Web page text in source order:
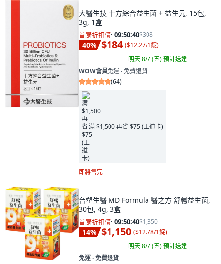
大醫生技 十方綜合益生菌 + 益生元, 15包,
3g, 1盒
首購折扣價· 09:50:38$308
40% $184 ($12.27/1錠)
明天 8/7 (五)預計送達
WOW會員免運 ∙ 免費退貨
(64)
满 $1,500 再省 $75 (王道卡)
即將售完
台塑生醫 MD Formula 醫之方 舒暢益生菌,
30包, 4g, 3盒
首購折扣價· 09:50:38$1,350
14% $1,150 ($12.78/1錠)
明天 8/7 (五)預計送達
免運 ∙ 免費退貨